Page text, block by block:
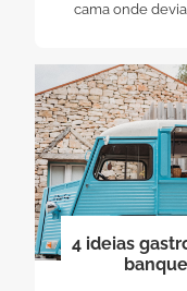
cama onde
verdade é
4 ideias